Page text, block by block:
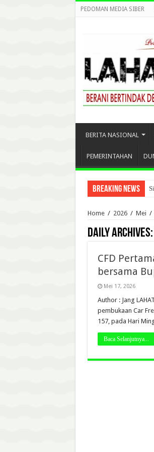
PEDOMAN MEDIA SIBER
BERITA NASIONAL
PEMERINTAHAN
Breaking News
Home / 2026 / Mei /
Daily Archives:
CFD
bersama
Mei 17, 2026
Author : Jang
pembukaan Car
157, pada Hari
Baca Selanjutnya...